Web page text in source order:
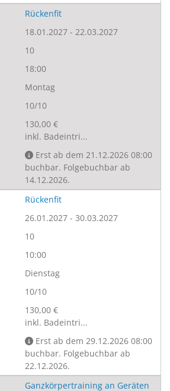
Rückenfit
18.01.2027 - 22.03.2027
10
18:00
Montag
10/10
130,00 €
inkl. Badeintri...
Erst ab dem 21.12.2026 08:00
buchbar. Folgebuchbar ab
14.12.2026.
Rückenfit
26.01.2027 - 30.03.2027
10
10:00
Dienstag
10/10
130,00 €
inkl. Badeintri...
Erst ab dem 29.12.2026 08:00
buchbar. Folgebuchbar ab
22.12.2026.
Ganzkörpertraining an Geräten